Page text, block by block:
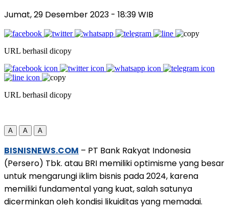
Jumat, 29 Desember 2023 - 18:39 WIB
URL berhasil dicopy
URL berhasil dicopy
A A A
BISNISNEWS.COM – PT Bank Rakyat Indonesia
(Persero) Tbk. atau BRI memiliki optimisme yang besar
untuk mengarungi iklim bisnis pada 2024, karena
memiliki fundamental yang kuat, salah satunya
dicerminkan oleh kondisi likuiditas yang memadai.